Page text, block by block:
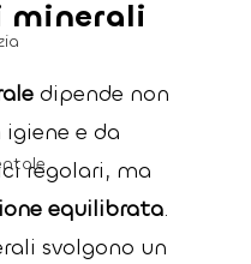
minerali
dipende non
e da
regolari, ma
equilibrata.
svolgono un